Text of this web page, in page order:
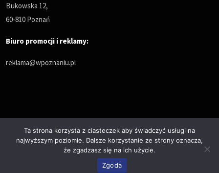
Bukowska 12,
60-810 Poznań
Biuro promocji i reklamy:
reklama@wpoznaniu.pl
Polityka prywatności
© Copyrights 2025. All Rights Reserved by wPoznaniu.pl
Ta strona korzysta z ciasteczek aby świadczyć usługi na
najwyższym poziomie. Dalsze korzystanie ze strony oznacza,
że zgadzasz się na ich użycie.
Zgoda